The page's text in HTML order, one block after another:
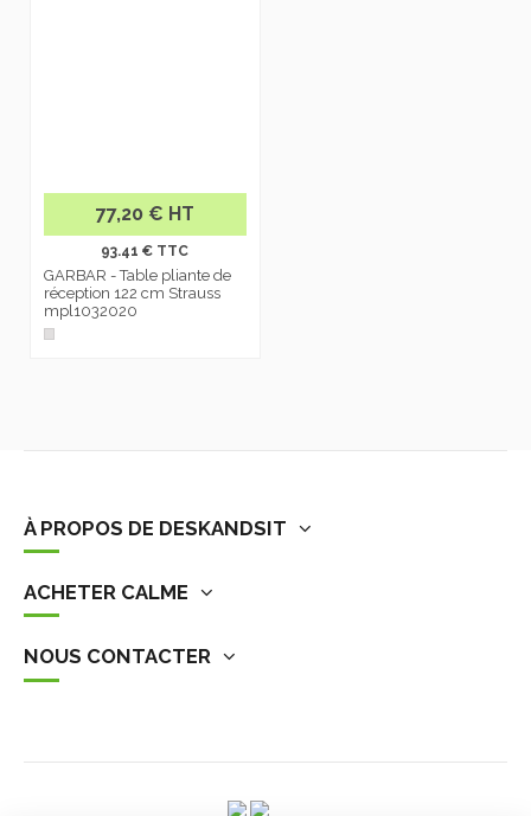
77,20 € HT
93.41 € TTC
GARBAR - Table pliante de
réception 122 cm Strauss
mpl1032020
À PROPOS DE DESKANDSIT
ACHETER CALME
NOUS CONTACTER